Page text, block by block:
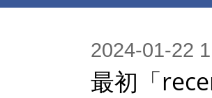
2024-01-22
最初「